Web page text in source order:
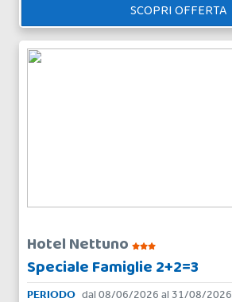
SCOPRI OFFERTA
Hotel Nettuno
Speciale Famiglie 2+2=3
PERIODO dal 08/06/2026 al 31/08/2026